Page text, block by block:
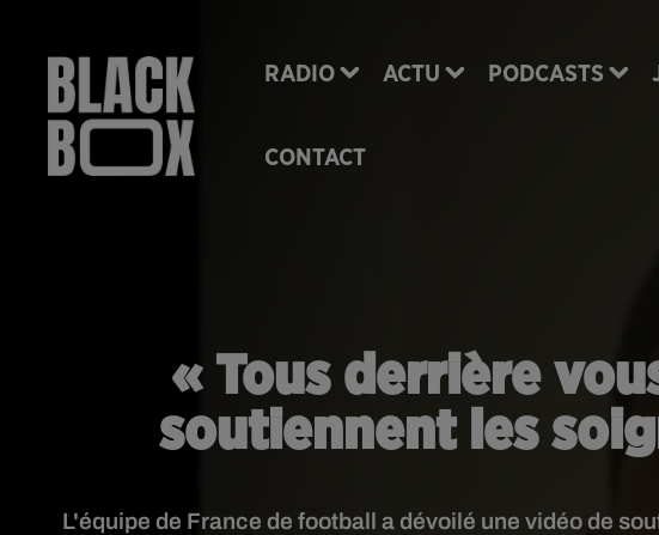
RADIO ACTU PODCASTS
CONTACT
« Tous derrière
soutiennent les
L'équipe de France de football a dévoilé une vidéo de